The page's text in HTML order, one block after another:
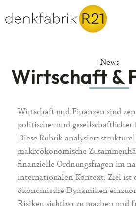
News
Wirtschaft &
Wirtschaft und Finanzen sind
politischer und gesellschaftlicher
Diese Rubrik analysiert
makroökonomische
finanzielle Ordnungsfragen im
internationalen Kontext. Ziel ist
ökonomische Dynamiken
Risiken sichtbar zu machen und